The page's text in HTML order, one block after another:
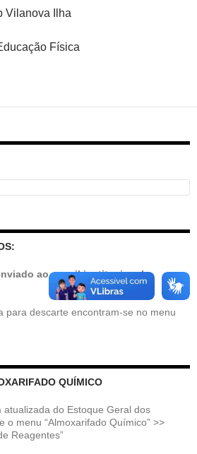
Vilanova Ilha
Física
ao e-mail institucional
para descarte encontram-se no menu
QUÍMICO
atualizada do Estoque Geral dos
o menu “Almoxarifado Químico” >>
Reagentes”